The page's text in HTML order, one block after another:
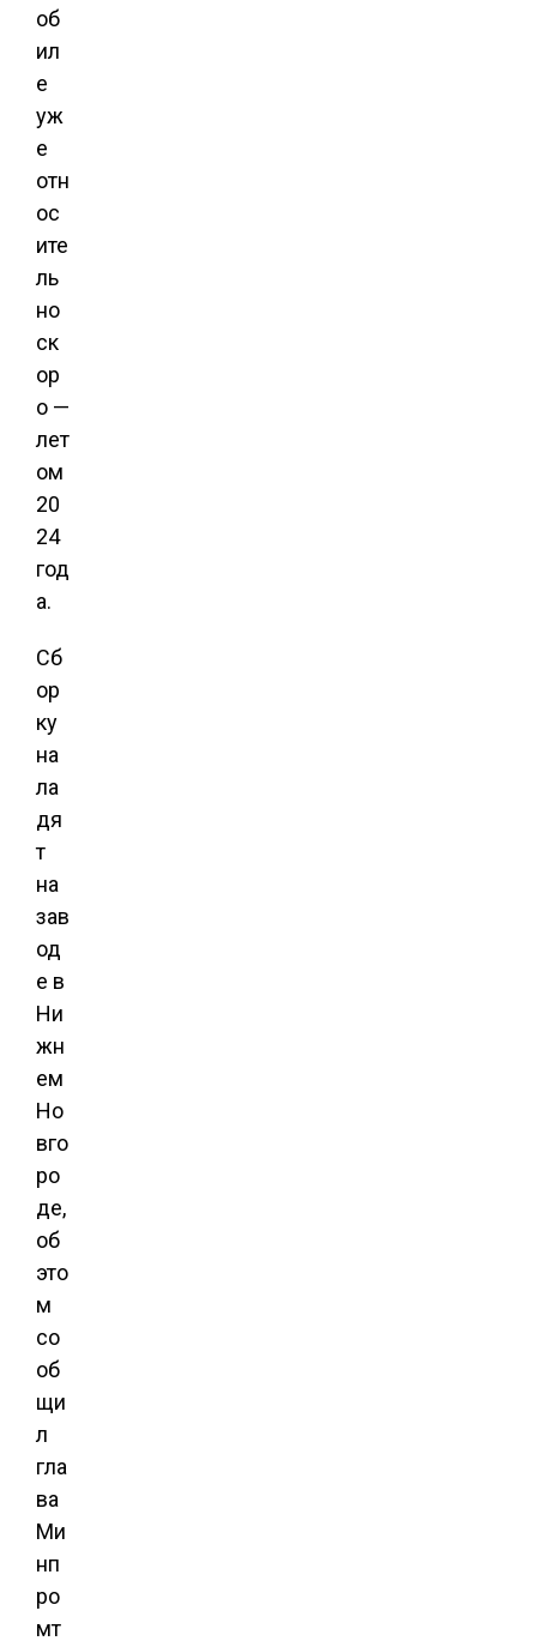
об
ил
е
уж
е
отн
ос
ите
ль
но
ск
ор
о —
лет
ом
20
24
год
а.
Сб
ор
ку
на
ла
дя
т
на
зав
од
е в
Ни
жн
ем
Но
вго
ро
де,
об
это
м
со
об
щи
л
гла
ва
Ми
нп
ро
мт